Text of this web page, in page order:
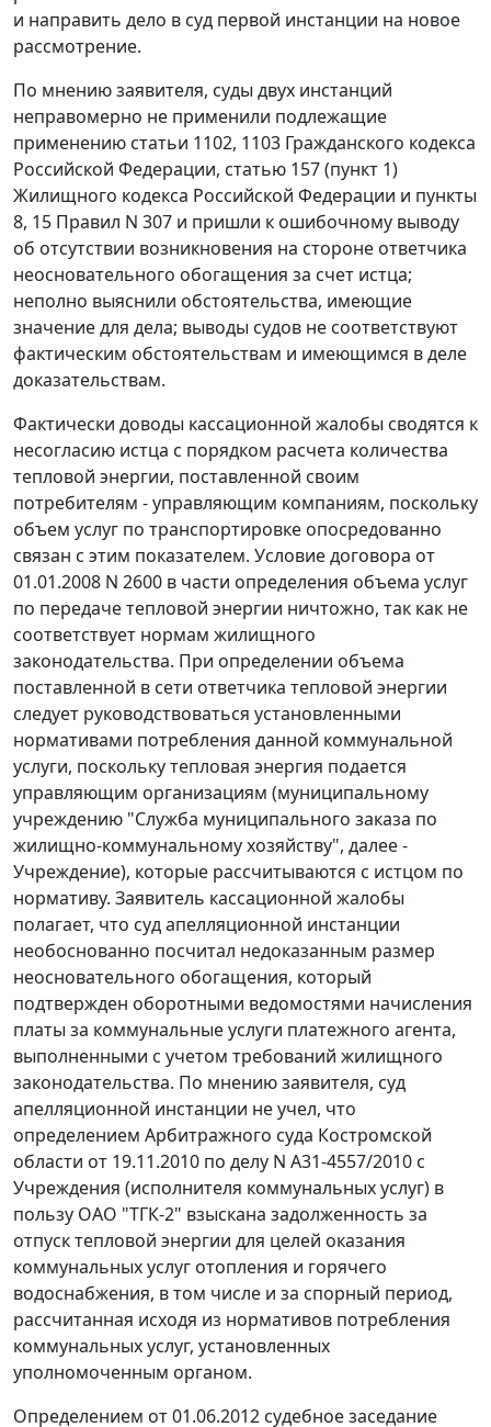
и направить дело в суд первой инстанции на новое
рассмотрение.
По мнению заявителя, суды двух инстанций
неправомерно не применили подлежащие
применению статьи 1102, 1103 Гражданского кодекса
Российской Федерации, статью 157 (пункт 1)
Жилищного кодекса Российской Федерации и пункты
8, 15 Правил N 307 и пришли к ошибочному выводу
об отсутствии возникновения на стороне ответчика
неосновательного обогащения за счет истца;
неполно выяснили обстоятельства, имеющие
значение для дела; выводы судов не соответствуют
фактическим обстоятельствам и имеющимся в деле
доказательствам.
Фактически доводы кассационной жалобы сводятся к
несогласию истца с порядком расчета количества
тепловой энергии, поставленной своим
потребителям - управляющим компаниям, поскольку
объем услуг по транспортировке опосредованно
связан с этим показателем. Условие договора от
01.01.2008 N 2600 в части определения объема услуг
по передаче тепловой энергии ничтожно, так как не
соответствует нормам жилищного
законодательства. При определении объема
поставленной в сети ответчика тепловой энергии
следует руководствоваться установленными
нормативами потребления данной коммунальной
услуги, поскольку тепловая энергия подается
управляющим организациям (муниципальному
учреждению "Служба муниципального заказа по
жилищно-коммунальному хозяйству", далее -
Учреждение), которые рассчитываются с истцом по
нормативу. Заявитель кассационной жалобы
полагает, что суд апелляционной инстанции
необоснованно посчитал недоказанным размер
неосновательного обогащения, который
подтвержден оборотными ведомостями начисления
платы за коммунальные услуги платежного агента,
выполненными с учетом требований жилищного
законодательства. По мнению заявителя, суд
апелляционной инстанции не учел, что
определением Арбитражного суда Костромской
области от 19.11.2010 по делу N А31-4557/2010 с
Учреждения (исполнителя коммунальных услуг) в
пользу ОАО "ТГК-2" взыскана задолженность за
отпуск тепловой энергии для целей оказания
коммунальных услуг отопления и горячего
водоснабжения, в том числе и за спорный период,
рассчитанная исходя из нормативов потребления
коммунальных услуг, установленных
уполномоченным органом.
Определением от 01.06.2012 судебное заседание